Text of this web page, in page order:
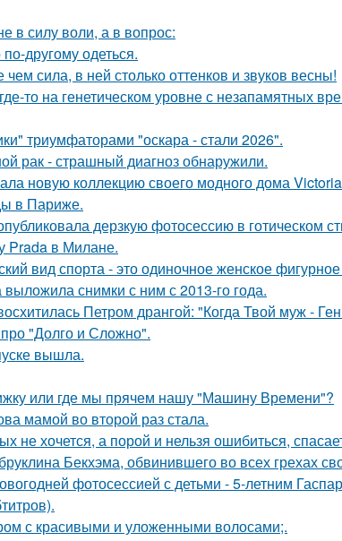
в силу воли, а в вопрос:
другому одеться.
сила, в ней столько оттенков и звуков весны!
то на генетическом уровне с незапамятных
триумфаторами "оскара - стали 2026".
рак - страшный диагноз обнаружили.
новую коллекцию своего модного дома
в Париже.
дерзкую фотосессию в готическом
Prada в Милане.
вид спорта - это одиночное женское фигурное
снимки с ним с 2013-го года.
Петром дрангой: "Когда Твой муж -
"Долго и Сложно".
вышла.
или где мы прячем нашу "Машину Времени"?
мамой во второй раз стала.
не хочется, а порой и нельзя ошибиться,
Бекхэма, обвинившего во всех грехах
фотосессией с детьми - 5-летним
с красивыми и уложенными волосами;.